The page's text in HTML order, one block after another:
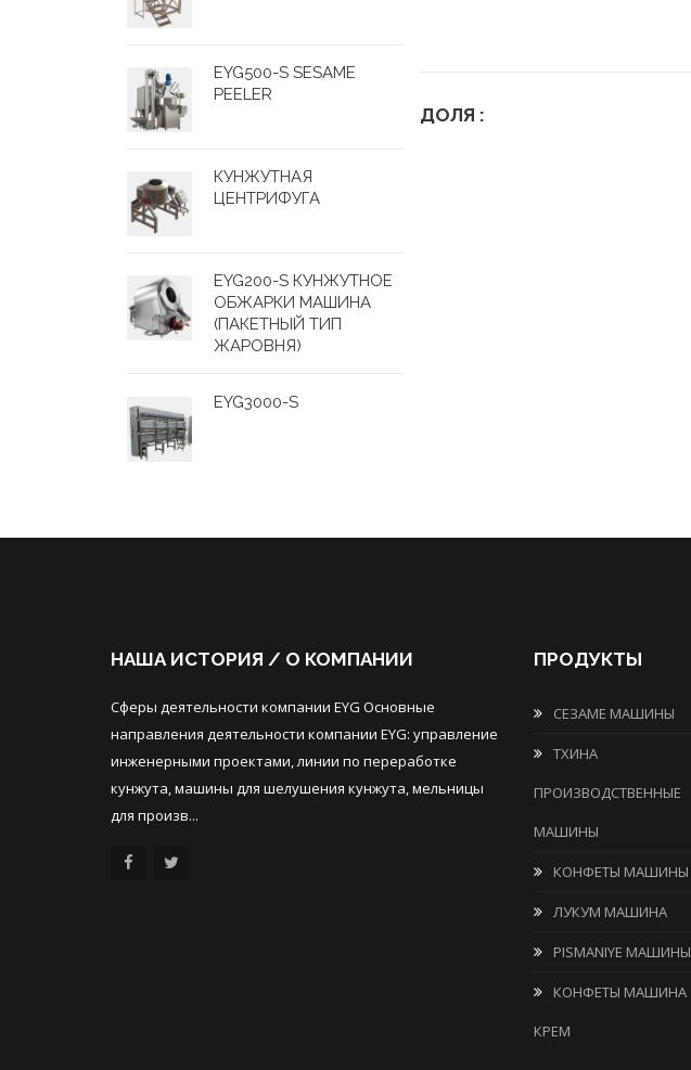
EYG500-S SESAME
PEELER
КУНЖУТНАЯ
ЦЕНТРИФУГА
EYG200-S КУНЖУТНОЕ
ОБЖАРКИ МАШИНА
(ПАКЕТНЫЙ ТИП
ЖАРОВНЯ)
EYG3000-S
ДОЛЯ :
НАША ИСТОРИЯ / О КОМПАНИИ
Сферы деятельности компании EYG Основные
направления деятельности компании EYG: управление
инженерными проектами, линии по переработке
кунжута, машины для шелушения кунжута, мельницы
для произв...
ПРОДУКТЫ
СЕЗАМЕ МАШИНЫ
ТХИНА
ПРОИЗВОДСТВЕННЫЕ
МАШИНЫ
КОНФЕТЫ МАШИНЫ
ЛУКУМ МАШИНА
PISMANIYE МАШИНЫ
КОНФЕТЫ МАШИНА
КРЕМ